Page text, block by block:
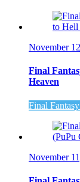
November
Final
Heaven
Final
November